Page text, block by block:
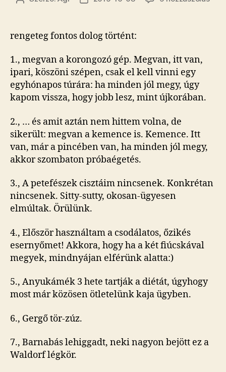
rengeteg fontos dolog történt:
1., megvan a korongozó gép. Megvan, itt van,
ipari, köszöni szépen, csak el kell vinni egy
egyhónapos túrára: ha minden jól megy, úgy
kapom vissza, hogy jobb lesz, mint újkorában.
2., … és amit aztán nem hittem volna, de
sikerült: megvan a kemence is. Kemence. Itt
van, már a pincében van, ha minden jól megy,
akkor szombaton próbaégetés.
3., A petefészek cisztáim nincsenek. Konkrétan
nincsenek. Sitty-sutty, okosan-ügyesen
elmúltak. Örülünk.
4., Először használtam a csodálatos, őzikés
esernyőmet! Akkora, hogy ha a két fiúcskával
megyek, mindnyájan elférünk alatta:)
5., Anyukámék 3 hete tartják a diétát, úgyhogy
most már közösen ötletelünk kaja ügyben.
6., Gergő tör-zúz.
7., Barnabás lehiggadt, neki nagyon bejött ez a
Waldorf légkör.